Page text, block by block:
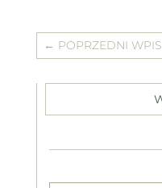
← POPRZEDNI WPIS